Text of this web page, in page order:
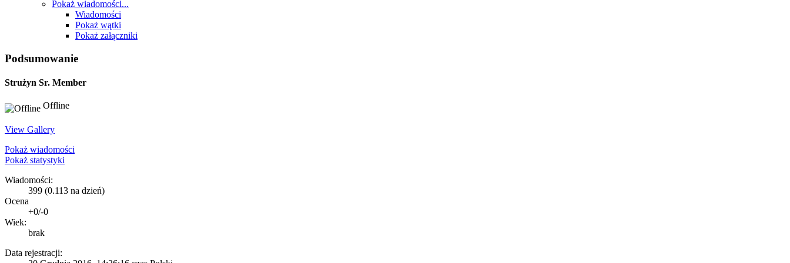
Pokaż wiadomości...
Wiadomości
Pokaż wątki
Pokaż załączniki
Podsumowanie
Strużyn Sr. Member
Offline
View Gallery
Pokaż wiadomości
Pokaż statystyki
Wiadomości:
399 (0.113 na dzień)
Ocena
+0/-0
Wiek:
brak
Data rejestracji: